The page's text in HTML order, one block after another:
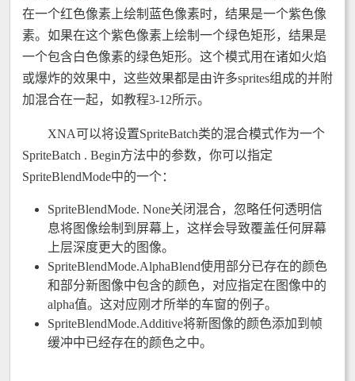
在一个红色像素上绘制蓝色像素时，结果是一个紫色像
素。如果在这个紫色像素上绘制一个绿色矩形，结果是
一个包含白色像素的绿色矩形。这个模式用在诸如火焰
或爆炸的效果中，这些效果都是由许多sprites组成的并附
加混合在一起，如教程3-12所示。
XNA可以将设置SpriteBatch类的混合模式作为一个
SpriteBatch . Begin方法中的参数，你可以指定
SpriteBlendMode中的一个：
SpriteBlendMode. None关闭混合，忽略任何透明信
息将图像绘制到屏幕上，这样会导致覆盖任何屏幕
上层深度更大的图像。
SpriteBlendMode.AlphaBlend使用部分已存在的颜色
和部分新图像中包含的颜色，对应指定在图像中的
alpha值。这对应刚才所举的车窗的例子。
SpriteBlendMode.Additive将新图像的颜色添加到帧
缓冲中已经存在的颜色之中。